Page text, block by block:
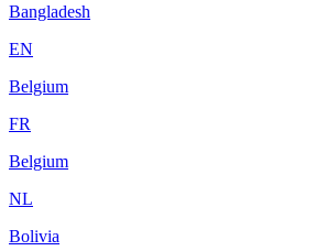
Bangladesh
EN
Belgium
FR
Belgium
NL
Bolivia